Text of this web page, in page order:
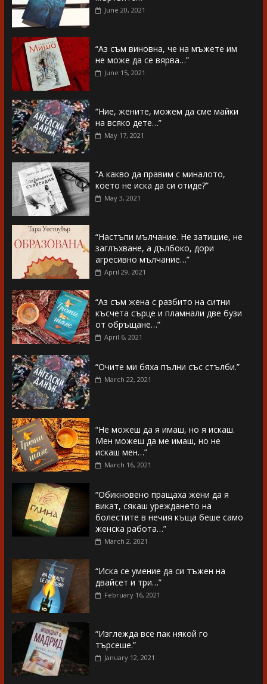
June 20, 2021
“Аз съм виновна, че на мъжете им
не може да се вярва…”
June 15, 2021
“Ние, жените, можем да сме майки
на всяко дете…”
May 17, 2021
“А какво да правим с миналото,
което не иска да си отиде?”
May 3, 2021
“Настъпи мълчание. Не затишие, не
заглъхване, а дълбоко, дори
агресивно мълчание…”
April 29, 2021
“Аз съм жена с разбито на ситни
късчета сърце и пламнали две бузи
от обръщане…”
April 6, 2021
“Очите ми бяха пълни със стълби.”
March 22, 2021
“Не можеш да я имаш, но я искаш.
Мен можеш да ме имаш, но не
искаш мен…”
March 16, 2021
“Обикновено пращаха жени да я
викат, сякаш уреждането на
болестите в нечия къща беше само
женска работа…”
March 2, 2021
“Иска се умение да си тъжен на
двайсет и три…”
February 16, 2021
“Изглежда все пак някой го
търсеше.”
January 12, 2021